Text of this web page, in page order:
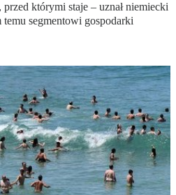
którymi staje – uznał niemiecki
segmentowi gospodarki